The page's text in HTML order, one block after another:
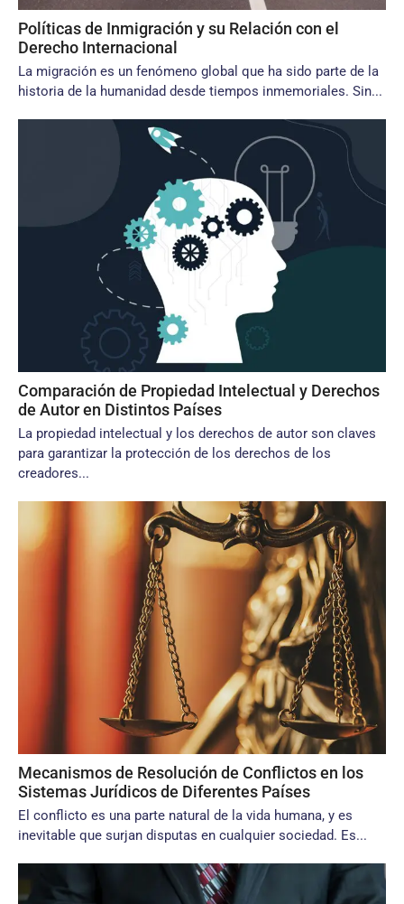
Políticas de Inmigración y su Relación con el
Derecho Internacional
La migración es un fenómeno global que ha sido parte de la
historia de la humanidad desde tiempos inmemoriales. Sin...
Comparación de Propiedad Intelectual y Derechos
de Autor en Distintos Países
La propiedad intelectual y los derechos de autor son claves
para garantizar la protección de los derechos de los
creadores...
Mecanismos de Resolución de Conflictos en los
Sistemas Jurídicos de Diferentes Países
El conflicto es una parte natural de la vida humana, y es
inevitable que surjan disputas en cualquier sociedad. Es...